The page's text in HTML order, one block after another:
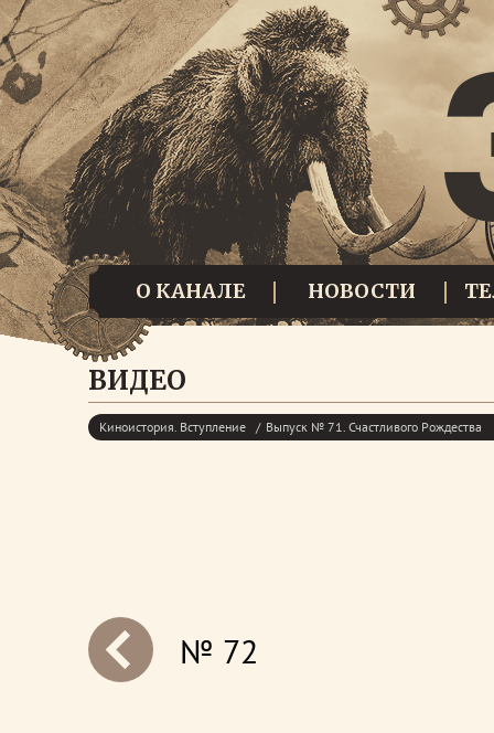
О КАНАЛЕ НОВОСТИ
ВИДЕО
Киноистория. Вступление Выпуск № 71. Счастливого Рождества
№ 72